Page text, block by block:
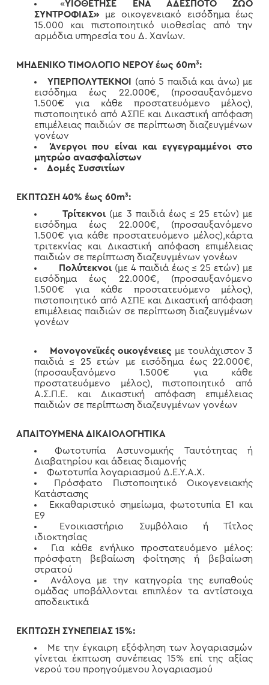
«ΥΙΟΘΕΤΗΣΕ ΕΝΑ ΑΔΕΣΠΟΤΟ ΖΩΟ
ΣΥΝΤΡΟΦΙΑΣ» με οικογενειακό εισόδημα έως
15.000 και πιστοποιητικό υιοθεσίας από την
αρμόδια υπηρεσία του Δ. Χανίων.
ΜΗΔΕΝΙΚΟ ΤΙΜΟΛΟΓΙΟ ΝΕΡΟΥ έως 60m³:
ΥΠΕΡΠΟΛΥΤΕΚΝΟΙ (από 5 παιδιά και άνω) με
εισόδημα έως 22.000€, (προσαυξανόμενο
1.500€ για κάθε προστατευόμενο μέλος),
πιστοποιητικό από ΑΣΠΕ και Δικαστική απόφαση
επιμέλειας παιδιών σε περίπτωση διαζευγμένων
γονέων
Άνεργοι που είναι και εγγεγραμμένοι στο
μητρώο ανασφαλίστων
Δομές Συσσιτίων
ΕΚΠΤΩΣΗ 40% έως 60m³:
Τρίτεκνοι (με 3 παιδιά έως ≤ 25 ετών) με
εισόδημα έως 22.000€, (προσαυξανόμενο
1.500€ για κάθε προστατευόμενο μέλος),κάρτα
τριτεκνίας και Δικαστική απόφαση επιμέλειας
παιδιών σε περίπτωση διαζευγμένων γονέων
Πολύτεκνοι (με 4 παιδιά έως ≤ 25 ετών) με
εισόδημα έως 22.000€, (προσαυξανόμενο
1.500€ για κάθε προστατευόμενο μέλος),
πιστοποιητικό από ΑΣΠΕ και Δικαστική απόφαση
επιμέλειας παιδιών σε περίπτωση διαζευγμένων
γονέων
Μονογονεϊκές οικογένειες με τουλάχιστον 3
παιδιά ≤ 25 ετών με εισόδημα έως 22.000€,
(προσαυξανόμενο 1.500€ για κάθε
προστατευόμενο μέλος), πιστοποιητικό από
Α.Σ.Π.Ε. και Δικαστική απόφαση επιμέλειας
παιδιών σε περίπτωση διαζευγμένων γονέων
ΑΠΑΙΤΟΥΜΕΝΑ ΔΙΚΑΙΟΛΟΓΗΤΙΚΑ
Φωτοτυπία Αστυνομικής Ταυτότητας ή
Διαβατηρίου και άδειας διαμονής
Φωτοτυπία λογαριασμού Δ.Ε.Υ.Α.Χ.
Πρόσφατο Πιστοποιητικό Οικογενειακής
Κατάστασης
Εκκαθαριστικό σημείωμα, φωτοτυπία Ε1 και
Ε9
Ενοικιαστήριο Συμβόλαιο ή Τίτλος
ιδιοκτησίας
Για κάθε ενήλικο προστατευόμενο μέλος:
πρόσφατη βεβαίωση φοίτησης ή βεβαίωση
στρατού
Ανάλογα με την κατηγορία της ευπαθούς
ομάδας υποβάλλονται επιπλέον τα αντίστοιχα
αποδεικτικά
ΕΚΠΤΩΣΗ ΣΥΝΕΠΕΙΑΣ 15%:
Με την έγκαιρη εξόφληση των λογαριασμών
γίνεται έκπτωση συνέπειας 15% επί της αξίας
νερού του προηγούμενου λογαριασμού